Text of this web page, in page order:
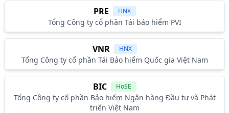
PRE HNX
Tổng Công ty cổ phần Tái bảo hiểm PVI
VNR HNX
Tổng Công ty cổ phần Tái Bảo hiểm Quốc gia Việt Nam
BIC HoSE
Tổng Công ty cổ phần Bảo hiểm Ngân hàng Đầu tư và Phát
triển Việt Nam